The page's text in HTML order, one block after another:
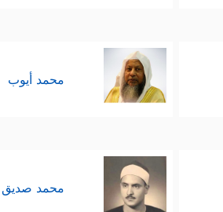
محمد أيوب
محمد صديق